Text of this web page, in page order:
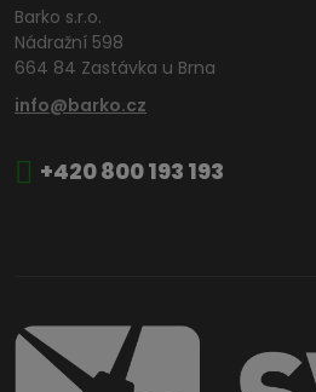
Barko s.r.o.
Nádražní 598
664 84 Zastávka u Brna
info@barko.cz
+420 800 193 193